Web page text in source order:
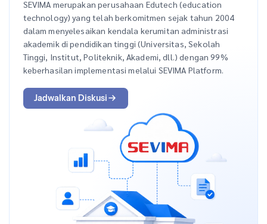
SEVIMA merupakan perusahaan Edutech (education
technology) yang telah berkomitmen sejak tahun 2004
dalam menyelesaikan kendala kerumitan administrasi
akademik di pendidikan tinggi (Universitas, Sekolah
Tinggi, Institut, Politeknik, Akademi, dll.) dengan 99%
keberhasilan implementasi melalui SEVIMA Platform.
Jadwalkan Diskusi